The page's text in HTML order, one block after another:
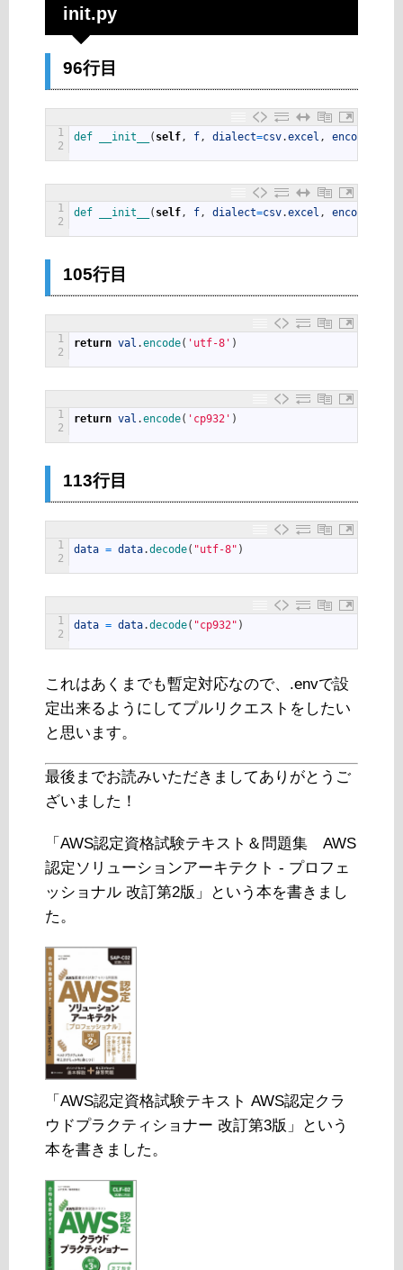
init.py
96行目
1
2
def __init__ ( self , f , dialect=csv.excel , encoding
1
2
def __init__ ( self , f , dialect=csv.excel , encoding
105行目
1
2
return val .encode( 'utf-8' )
1
2
return val .encode( 'cp932' )
113行目
1
2
data = data.decode( "utf-8" )
1
2
data = data.decode( "cp932" )
これはあくまでも暫定対応なので、.envで設
定出来るようにしてプルリクエストをしたい
と思います。
最後までお読みいただきましてありがとうご
ざいました！
「AWS認定資格試験テキスト＆問題集 AWS
認定ソリューションアーキテクト - プロフェ
ッショナル 改訂第2版」という本を書きまし
た。
「AWS認定資格試験テキスト AWS認定クラ
ウドプラクティショナー 改訂第3版」という
本を書きました。